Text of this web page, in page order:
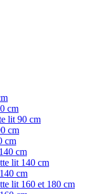
cm
lit 90 cm
cm
cm
cm
lit 140 cm
cm
lit 160 et 180 cm